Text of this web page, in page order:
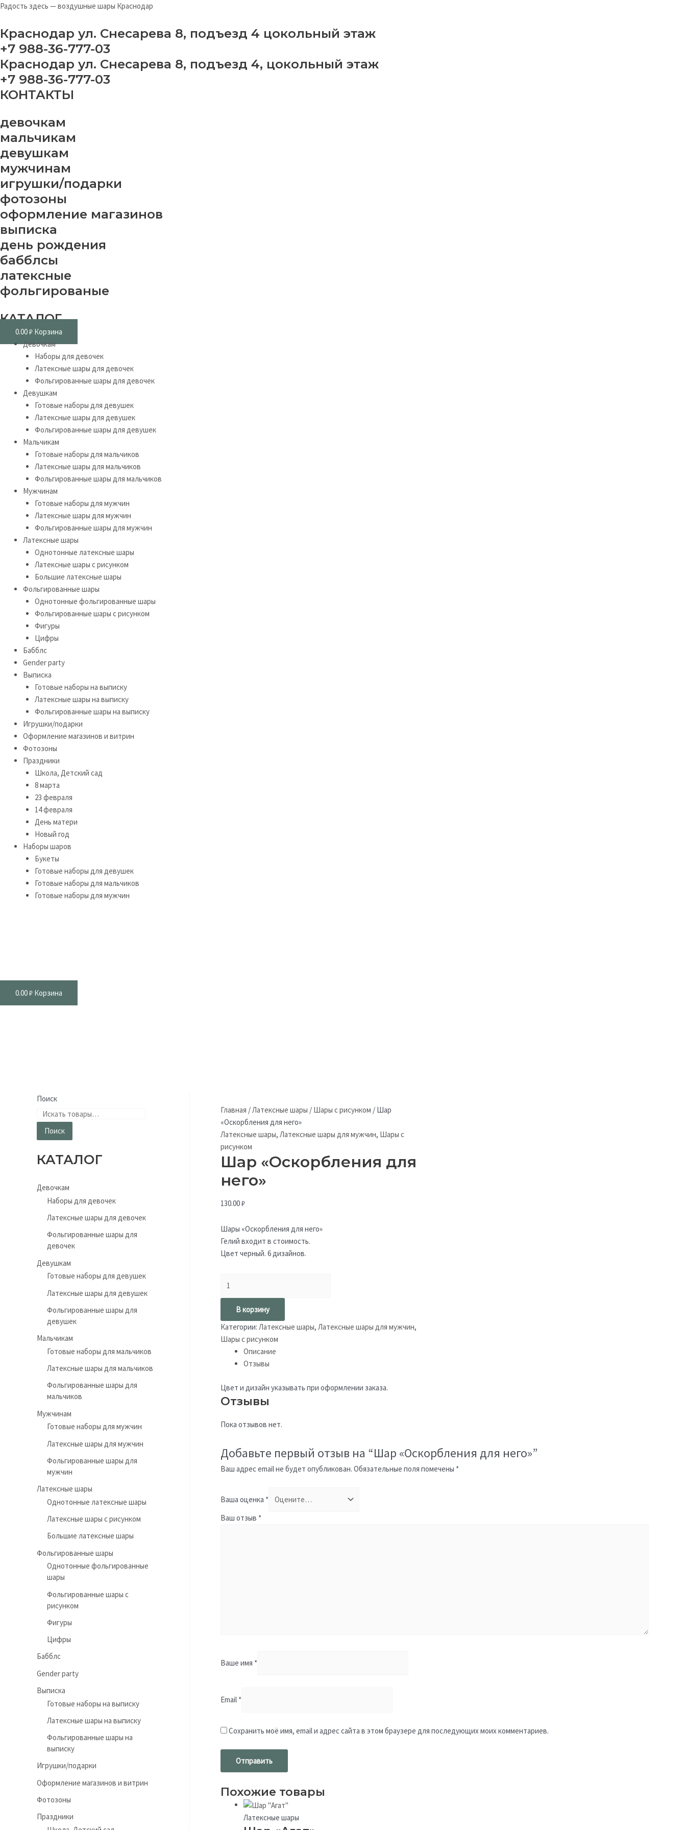
Перейти
содержимому
Радость здесь — воздушные шары Краснодар
Краснодар ул. Снесарева 8, подъезд 4 цокольный этаж
+7 988-36-777-03
Краснодар ул. Снесарева 8, подъезд 4, цокольный этаж
+7 988-36-777-03
КОНТАКТЫ
девочкам
мальчикам
девушкам
мужчинам
игрушки/подарки
фотозоны
оформление магазинов
выписка
день рождения
бабблсы
латексные
фольгированые
КАТАЛОГ
0.00₽ Корзина
Меню
Девочкам
Наборы для девочек
Латексные шары для девочек
Фольгированные шары для девочек
Девушкам
Готовые наборы для девушек
Латексные шары для девушек
Фольгированные шары для девушек
Мальчикам
Готовые наборы для мальчиков
Латексные шары для мальчиков
Фольгированные шары для мальчиков
Мужчинам
Готовые наборы для мужчин
Латексные шары для мужчин
Фольгированные шары для мужчин
Латексные шары
Однотонные латексные шары
Латексные шары с рисунком
Большие латексные шары
Фольгированные шары
Однотонные фольгированные шары
Фольгированные шары с рисунком
Фигуры
Цифры
Бабблс
Gender party
Выписка
Готовые наборы на выписку
Латексные шары на выписку
Фольгированные шары на выписку
Игрушки/подарки
Оформление магазинов и витрин
Фотозоны
Праздники
Школа, Детский сад
8 марта
23 февраля
14 февраля
День матери
Новый год
Наборы шаров
Букеты
Готовые наборы для девушек
Готовые наборы для мальчиков
Готовые наборы для мужчин
0.00₽ Корзина
Поиск
Поиск
КАТАЛОГ
Девочкам
Наборы для девочек
Латексные шары для девочек
Фольгированные шары для
девочек
Девушкам
Готовые наборы для девушек
Латексные шары для девушек
Фольгированные шары для
девушек
Мальчикам
Готовые наборы для мальчиков
Латексные шары для мальчиков
Фольгированные шары для
мальчиков
Мужчинам
Готовые наборы для мужчин
Латексные шары для мужчин
Фольгированные шары для
мужчин
Латексные шары
Однотонные латексные шары
Латексные шары с рисунком
Большие латексные шары
Фольгированные шары
Однотонные фольгированные
шары
Фольгированные шары с
рисунком
Фигуры
Цифры
Бабблс
Gender party
Выписка
Готовые наборы на выписку
Латексные шары на выписку
Фольгированные шары на
выписку
Игрушки/подарки
Оформление магазинов и витрин
Фотозоны
Праздники
Главная /Латексные шары / Шары с рисунком / Шар
«Оскорбления для него»
Латексные шары, Латексные шары для мужчин, Шары с
рисунком
Шар «Оскорбления для
него»
130.00₽
Шары «Оскорбления для него»
Гелий входит в стоимость.
Цвет черный. 6 дизайнов.
для
В корзину
Категории: Латексные шары, Латексные шары для мужчин,
Шары с рисунком
Описание
Отзывы
Цвет и дизайн указывать при оформлении заказа.
Отзывы
Пока отзывов нет.
Добавьте первый отзыв на “Шар «Оскорбления для него»”
Ваш адрес email не будет опубликован. Обязательные поля помечены *
Ваша оценка *
Ваш отзыв *
Ваше имя *
Email *
Сохранить моё имя, email и адрес сайта в этом браузере для последующих моих комментариев.
Похожие товары
Латексные шары